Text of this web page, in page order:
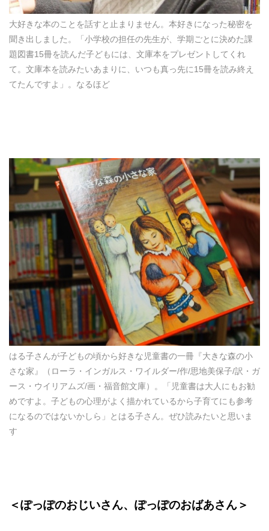
大好きな本のことを話すと止まりません。本好きになった秘密を
聞き出しました。「小学校の担任の先生が、学期ごとに決めた課
題図書15冊を読んだ子どもには、文庫本をプレゼントしてくれ
て。文庫本を読みたいあまりに、いつも真っ先に15冊を読み終え
てたんですよ」。なるほど
はる子さんが子どもの頃から好きな児童書の一冊『大きな森の小
さな家』（ローラ・インガルス・ワイルダー/作/思地美保子/訳・ガ
ース・ウイリアムズ/画・福音館文庫）。「児童書は大人にもお勧
めですよ。子どもの心理がよく描かれているから子育てにも参考
になるのではないかしら」とはる子さん。ぜひ読みたいと思いま
す
＜ぽっぽのおじいさん、ぽっぽのおばあさん＞